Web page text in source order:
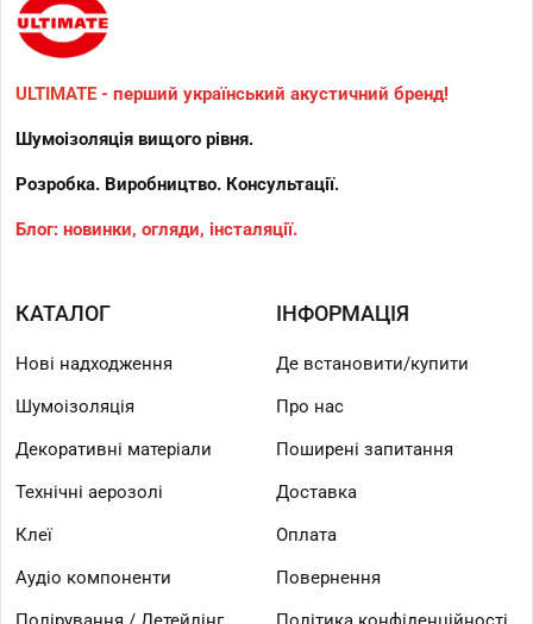
ULTIMATE - перший український акустичний бренд!
Шумоізоляція вищого рівня.
Розробка. Виробництво. Консультації.
Блог: новинки, огляди, інсталяції.
КАТАЛОГ
Нові надходження
Шумоізоляція
Декоративні матеріали
Технічні аерозолі
Клеї
Аудіо компоненти
ІНФОРМАЦІЯ
Де встановити/купити
Про нас
Поширені запитання
Доставка
Оплата
Повернення